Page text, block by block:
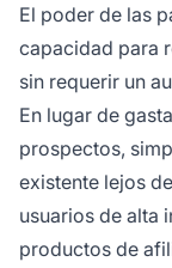
El poder de las
capacidad para
sin requerir un
En lugar de
prospectos,
existente lejos
usuarios de alta
productos de